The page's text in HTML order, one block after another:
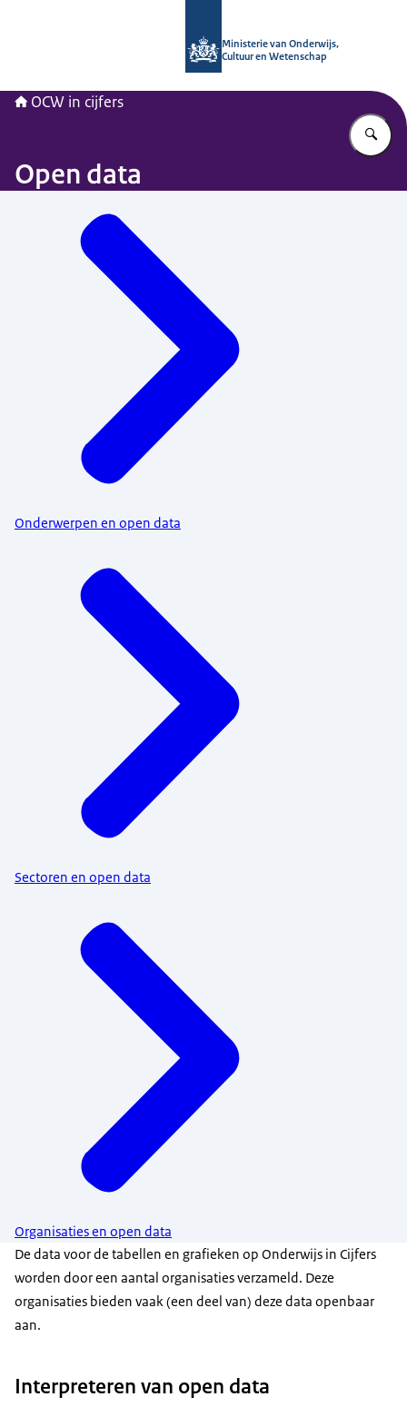
Ministerie van Onderwijs,
Cultuur en Wetenschap
OCW in cijfers
Open data
Onderwerpen en open data
Sectoren en open data
Organisaties en open data
De data voor de tabellen en grafieken op Onderwijs in Cijfers
worden door een aantal organisaties verzameld. Deze
organisaties bieden vaak (een deel van) deze data openbaar
aan.
Interpreteren van open data